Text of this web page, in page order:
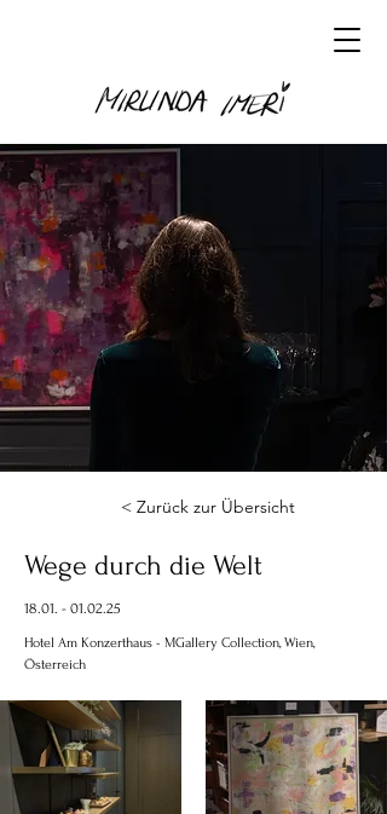
< Zurück zur Übersicht
Wege durch die Welt
18.01. - 01.02.25
Hotel Am Konzerthaus - MGallery Collection, Wien,
Österreich